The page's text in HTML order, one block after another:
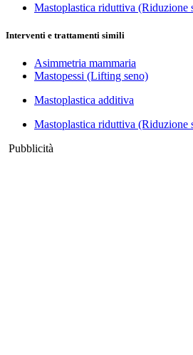
Mastoplastica riduttiva (Riduzione
Interventi e trattamenti simili
Asimmetria mammaria
Mastopessi (Lifting seno)
Mastoplastica additiva
Mastoplastica riduttiva (Riduzione
Pubblicità